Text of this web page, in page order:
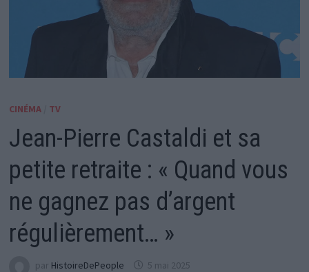
CINÉMA/ TV
Jean-Pierre Castaldi et sa
petite retraite : « Quand vous
ne gagnez pas d’argent
régulièrement… »
par HistoireDePeople 5 mai 2025